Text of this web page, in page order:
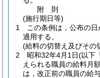
附 則
(施行期日等)
1
この条例は，公布の
適用する。
(給料の切替え及びその
2
昭和32年4月1日(以下
えられる職員の給料月
は，改正前の職員の給